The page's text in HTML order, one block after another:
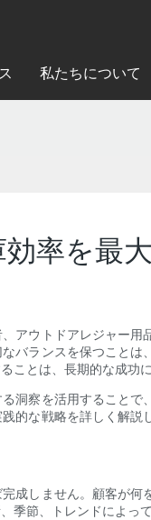
私たちについて
率を最
アウトドアレジャー
バランスを保つこと
ことは、長期的な成功に
洞察を活用すること
的な戦略を詳しく解
成しません。顧客が
季節、トレンドによっ